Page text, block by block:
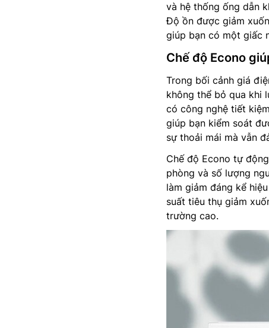
và hệ thống ống dẫn
Độ ồn được giảm
giúp bạn có một giấc
Chế độ Econo
Trong bối cảnh giá
không thể bỏ qua khi
có công nghệ tiết
giúp bạn kiểm soát
sự thoải mái mà vẫn
Chế độ Econo tự
phòng và số lượng
làm giảm đáng kể
suất tiêu thụ giảm
trường cao.